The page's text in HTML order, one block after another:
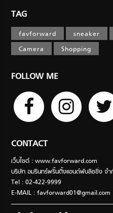
TAG
favforward sneaker
Camera
Shopping
FOLLOW ME
CONTACT
เว็บไซต์ : www.favforward.com
บริษัท อมรินทร์พริ้นติ้งแอนด์พับลิชชิ่ง จ
Tel : 02-422-9999
E-MAIL :favforward01@gmail.com